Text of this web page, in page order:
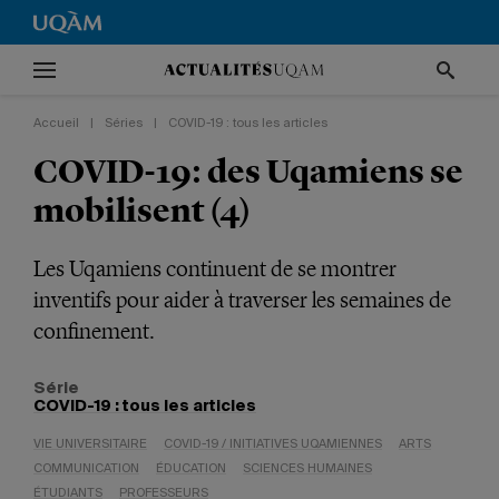
Accueil Séries COVID-19 : tous les articles
COVID-19: des Uqamiens se
mobilisent (4)
Les Uqamiens continuent de se montrer
inventifs pour aider à traverser les semaines de
confinement.
Série
COVID-19 : tous les articles
VIE UNIVERSITAIRE COVID-19 / INITIATIVES UQAMIENNES
ARTS
COMMUNICATION
ÉDUCATION
SCIENCES HUMAINES
ÉTUDIANTS
PROFESSEURS